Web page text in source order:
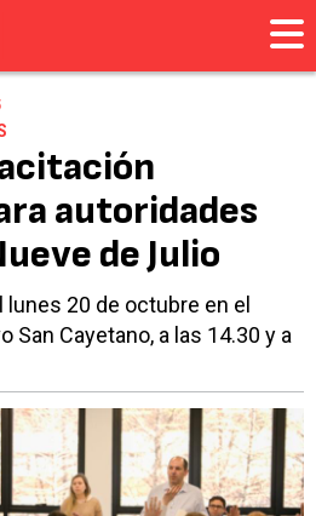
autoridades
de Julio
20 de octubre en el
San Cayetano, a las 14.30 y a